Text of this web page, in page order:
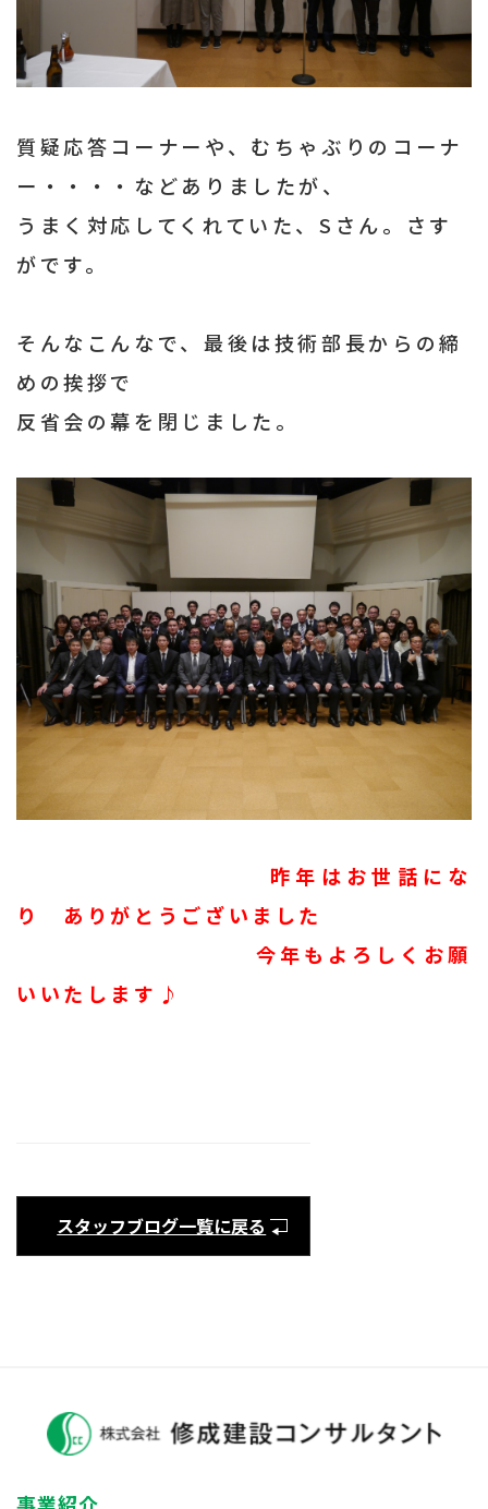
質疑応答コーナーや、むちゃぶりのコーナ
ー・・・・などありましたが、
うまく対応してくれていた、Sさん。さす
がです。
そんなこんなで、最後は技術部長からの締
めの挨拶で
反省会の幕を閉じました。
昨年はお世話にな
り ありがとうございました
今年もよろしくお願
いいたします♪
スタッフブログ一覧に戻る
事業紹介